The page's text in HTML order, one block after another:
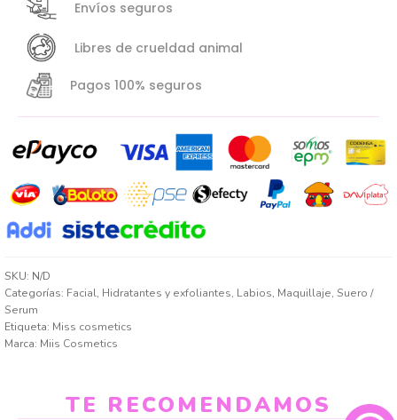
Envíos seguros
Libres de crueldad animal
Pagos 100% seguros
SKU: N/D
Categorías: Facial, Hidratantes y exfoliantes, Labios, Maquillaje, Suero /
Serum
Etiqueta: Miss cosmetics
Marca: Miis Cosmetics
TE RECOMENDAMOS